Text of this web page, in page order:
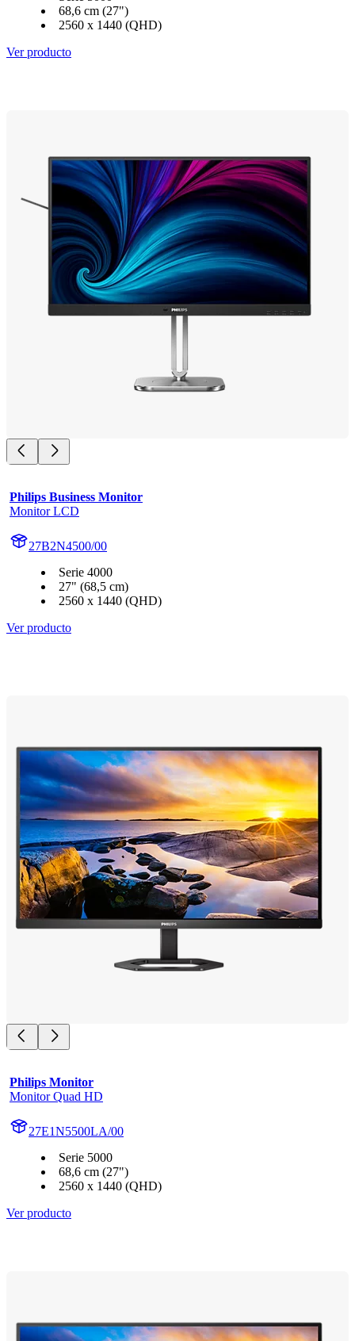
68,6 cm (27")
2560 x 1440 (QHD)
Ver producto
Philips Business Monitor
Monitor LCD
27B2N4500/00
Serie 4000
27" (68,5 cm)
2560 x 1440 (QHD)
Ver producto
Philips Monitor
Monitor Quad HD
27E1N5500LA/00
Serie 5000
68,6 cm (27")
2560 x 1440 (QHD)
Ver producto